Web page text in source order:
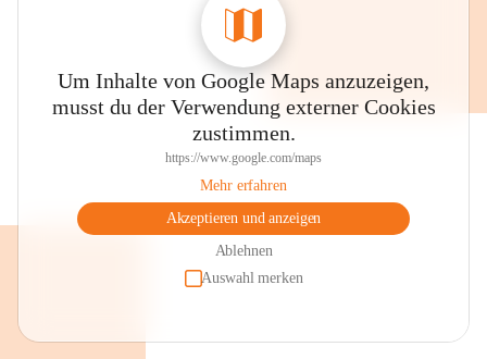
Um Inhalte von Google Maps anzuzeigen,
musst du der Verwendung externer Cookies
zustimmen.
https://www.google.com/maps
Mehr erfahren
Akzeptieren und anzeigen
Ablehnen
Auswahl merken